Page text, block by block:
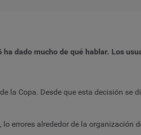
dado mucho de qué hablar. Los
la Copa. Desde que esta decisión
errores alrededor de la organización